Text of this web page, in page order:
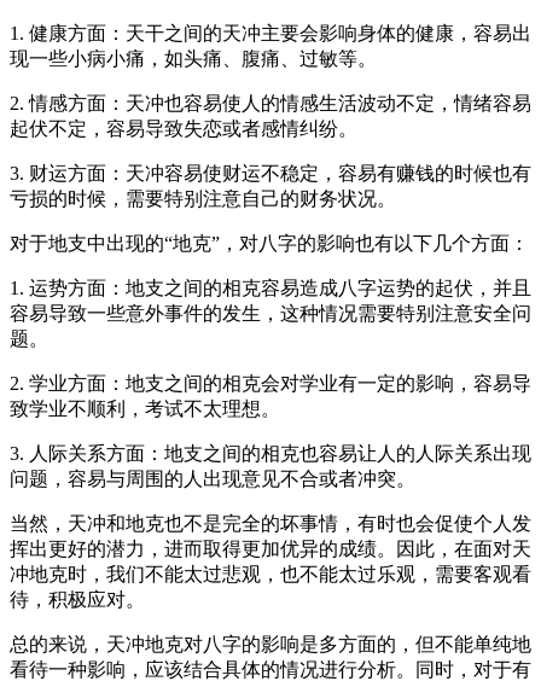
1. 健康方面：天干之间的天冲主要会影响身体的健康，容易出
现一些小病小痛，如头痛、腹痛、过敏等。
2. 情感方面：天冲也容易使人的情感生活波动不定，情绪容易
起伏不定，容易导致失恋或者感情纠纷。
3. 财运方面：天冲容易使财运不稳定，容易有赚钱的时候也有
亏损的时候，需要特别注意自己的财务状况。
对于地支中出现的“地克”，对八字的影响也有以下几个方面：
1. 运势方面：地支之间的相克容易造成八字运势的起伏，并且
容易导致一些意外事件的发生，这种情况需要特别注意安全问
题。
2. 学业方面：地支之间的相克会对学业有一定的影响，容易导
致学业不顺利，考试不太理想。
3. 人际关系方面：地支之间的相克也容易让人的人际关系出现
问题，容易与周围的人出现意见不合或者冲突。
当然，天冲和地克也不是完全的坏事情，有时也会促使个人发
挥出更好的潜力，进而取得更加优异的成绩。因此，在面对天
冲地克时，我们不能太过悲观，也不能太过乐观，需要客观看
待，积极应对。
总的来说，天冲地克对八字的影响是多方面的，但不能单纯地
看待一种影响，应该结合具体的情况进行分析。同时，对于有